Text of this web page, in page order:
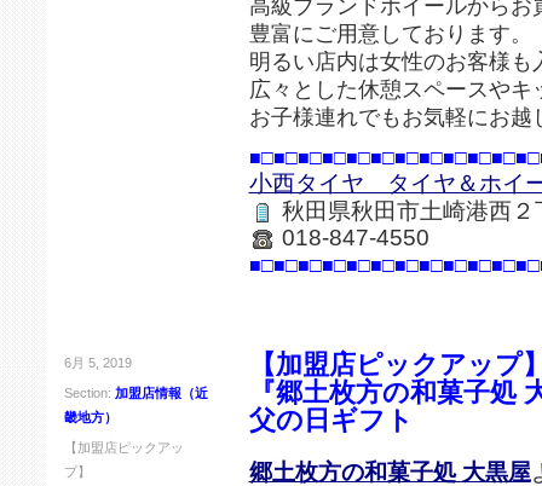
高級ブランドホイールから
豊富にご用意しております。
明るい店内は女性のお客様
広々とした休憩スペースやキ
お子様連れでもお気軽にお越
小西タイヤ タイヤ＆ホイ
秋田県秋田市土崎港西
018-847-4550
6月 5, 2019
Section: 加盟店情報（近
畿地方）
【加盟店ピックアッ
プ】
【加盟店ピックアップ
『郷土枚方の和菓子処
父の日ギフト
郷土枚方の和菓子処 大黒屋